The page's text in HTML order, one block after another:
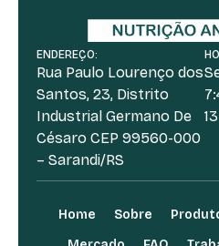
ENDEREÇO:
Rua Paulo Lourenço dos
Santos, 23, Distrito
Industrial Germano De
Césaro CEP 99560-000
– Sarandi/RS
Home Sobre